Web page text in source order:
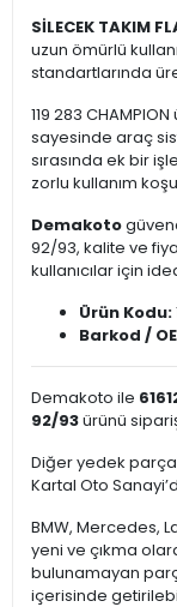
SİLECEK TAKIM
uzun ömürlü
standartlarında
119 283
sayesinde araç
sırasında ek bir
zorlu kullanım
Demakoto
92/93, kalite ve
kullanıcılar için
Ürün Kodu:
Barkod /
Demakoto ile
92/93ürünü
Diğer yedek
Kartal Oto
BMW, Mercedes,
yeni ve çıkma
bulunamayan
içerisinde